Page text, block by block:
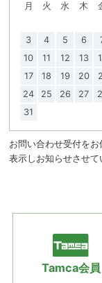
月 火 水 木
3
4 5 6
10
11 12 13
17
18 19 20
24
25 26 27
31
お問い合わせ受付を
表示しお知らせさせて
Tamca会員